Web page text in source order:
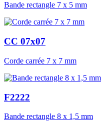
Bande rectangle 7 x 5 mm
CC 07x07
Corde carrée 7 x 7 mm
F2222
Bande rectangle 8 x 1,5 mm